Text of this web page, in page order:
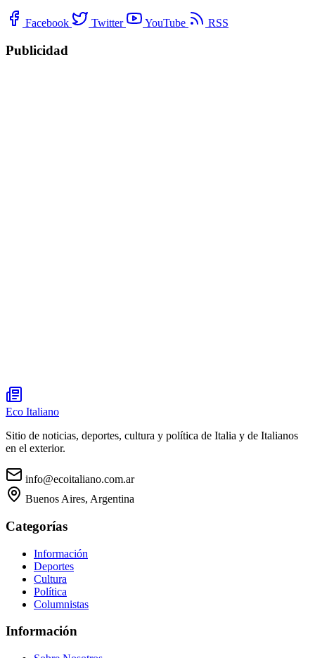
Facebook Twitter YouTube RSS
Publicidad
Eco Italiano
Sitio de noticias, deportes, cultura y política de Italia y de Italianos
en el exterior.
info@ecoitaliano.com.ar
Buenos Aires, Argentina
Categorías
Información
Deportes
Cultura
Política
Columnistas
Información